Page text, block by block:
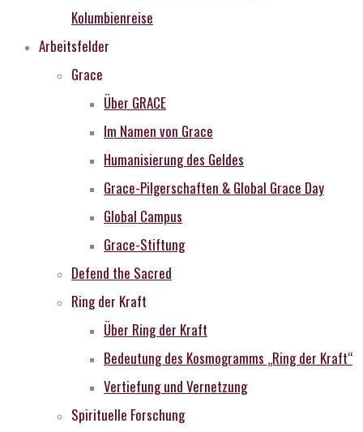
Kolumbienreise
Arbeitsfelder
Grace
Über GRACE
Im Namen von Grace
Humanisierung des Geldes
Grace-Pilgerschaften & Global Grace Day
Global Campus
Grace-Stiftung
Defend the Sacred
Ring der Kraft
Über Ring der Kraft
Bedeutung des Kosmogramms „Ring der Kraft“
Vertiefung und Vernetzung
Spirituelle Forschung